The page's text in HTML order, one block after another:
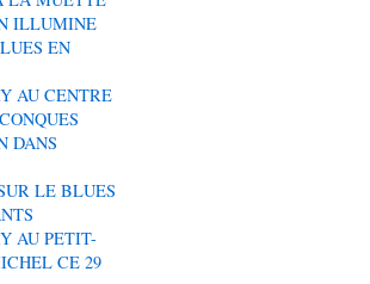
ILLUMINE
EN
AU CENTRE
DANS
LE BLUES
AU PETIT-
CE 29